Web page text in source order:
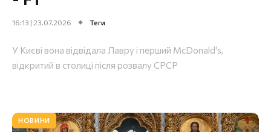
16:13 | 23.07.2026 Теги
У Києві вона відвідала Лавру і перший McDonald's,
відкритий в столиці після розвалу СРСР
НОВИНИ